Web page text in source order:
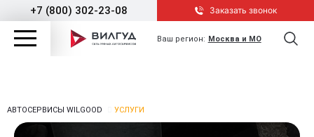
+7 (800) 302-23-08 Заказать звонок
Ваш регион: Москва и МО
АВТОСЕРВИСЫ WILGOOD УСЛУГИ